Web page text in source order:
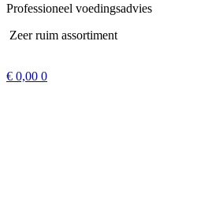
Professioneel voedingsadvies
Zeer ruim assortiment
€ 0,00 0